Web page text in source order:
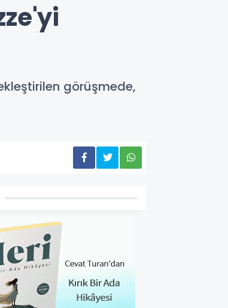
görüşmede,